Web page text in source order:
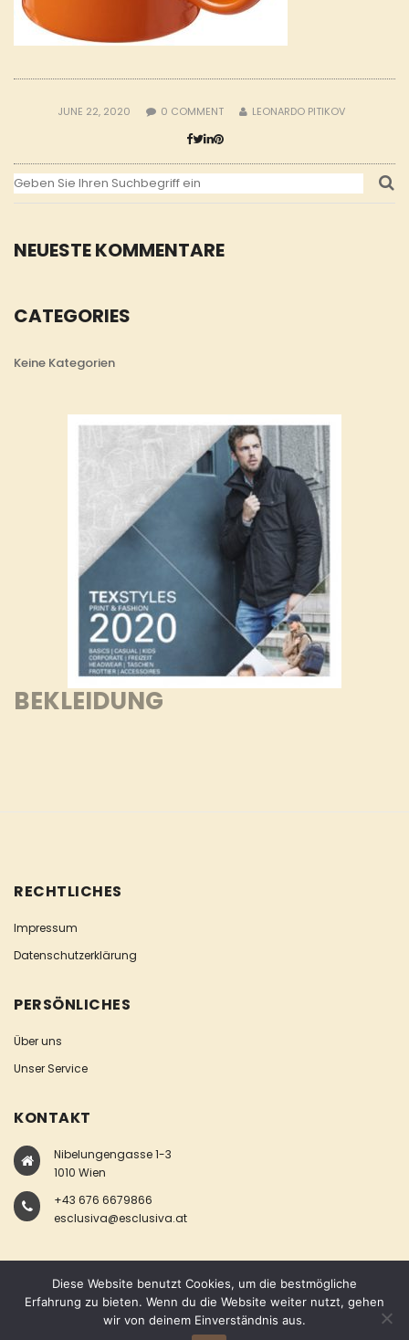
NEUESTE KOMMENTARE
CATEGORIES
Keine Kategorien
BEKLEIDUNG
JUNE 22, 2020 0 COMMENT LEONARDO PITIKOV
RECHTLICHES
Impressum
Datenschutzerklärung
PERSÖNLICHES
Über uns
Unser Service
KONTAKT
Nibelungengasse 1-3
1010 Wien
+43 676 6679866
esclusiva@esclusiva.at
COPYRIGHT © ESCLUSIVA
Diese Website benutzt Cookies, um die bestmögliche
Erfahrung zu bieten. Wenn du die Website weiter nutzt, gehen
wir von deinem Einverständnis aus.